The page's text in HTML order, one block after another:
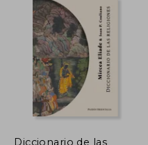
$ 87.763
$ 43.882
50%
Diccionario de las